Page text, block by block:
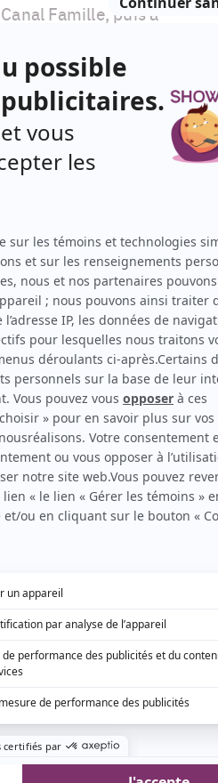
Famille, puis à
les textes par
qui interprétaient
épisode de la troisième
d'ailleurs, qui met un
opaque), qui sera
recherches afin de
bercé ma tumultueuse
à une génération